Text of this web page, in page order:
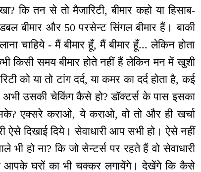
कि तन से तो मैजारिटी, बीमार कहो या हिसाब-
बीमार और 50 परसेन्ट सिंगल बीमार हैं। बाकी
चाहिये - मैं बीमार हूँ, मैं बीमार हूँ... लेकिन होता
किसी समय बीमार होते नहीं हैं लेकिन मन में खुशी
को या तो टांग दर्द, या कमर का दर्द होता है, कई
अभी उसकी चेकिंग कैसे हो? डॉक्टर्स के पास इसका
एक्सरे कराओ, ये कराओ, वो तो और ही खर्चा
ऐसे दिखाई दिये। सेवाधारी आप सभी हो। ऐसे नहीं
भी हो ना? कि जो सेन्टर्स पर रहते हैं वो सेवाधारी
आपके घरों का भी चक्कर लगायेंगे। देखेंगे कि कैसे